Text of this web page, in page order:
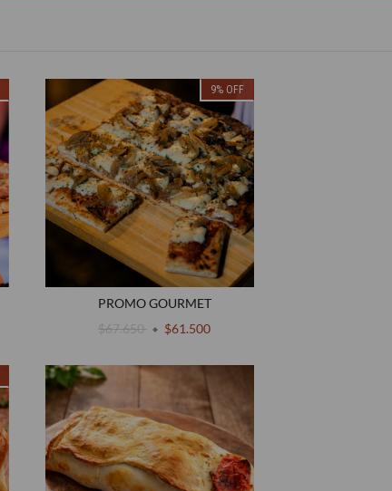
9% OFF
PROMO GOURMET
$67.650
$61.500